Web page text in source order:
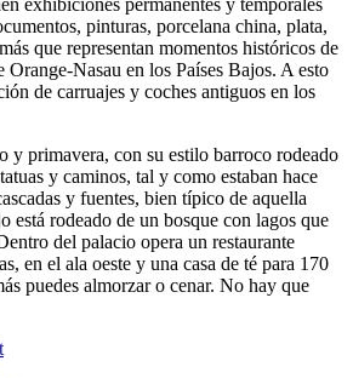
exhibiciones permanentes y temporales
pinturas, porcelana china, plata,
que representan momentos históricos de
Orange-Nasau en los Países Bajos. A esto
de carruajes y coches antiguos en los
y primavera, con su estilo barroco rodeado
y caminos, tal y como estaban hace
y fuentes, bien típico de aquella
está rodeado de un bosque con lagos que
del palacio opera un restaurante
en el ala oeste y una casa de té para 170
puedes almorzar o cenar. No hay que